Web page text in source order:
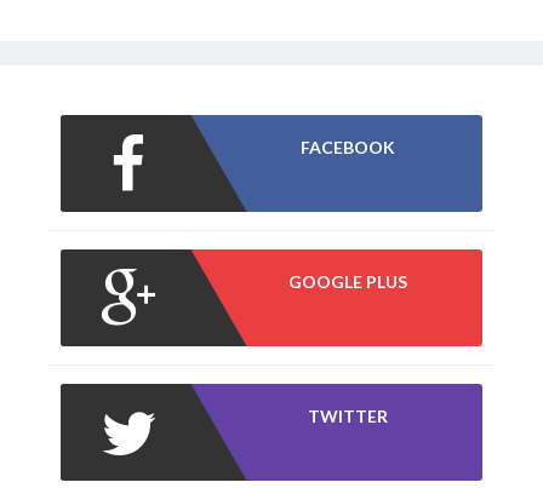
FACEBOOK
GOOGLE PLUS
TWITTER